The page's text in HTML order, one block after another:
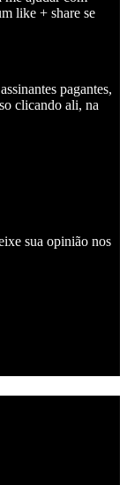
like + share se
pagantes,
clicando ali, na
sua opinião nos